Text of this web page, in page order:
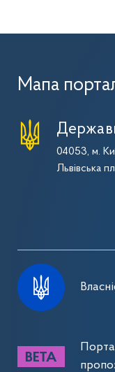
Мапа
04053, м.
Львівська